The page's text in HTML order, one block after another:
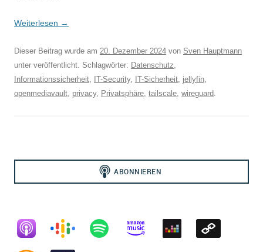
Weiterlesen →
Dieser Beitrag wurde am 20. Dezember 2024 von Sven Hauptmann
unter veröffentlicht. Schlagwörter: Datenschutz,
Informationssicherheit, IT-Security, IT-Sicherheit, jellyfin,
openmediavault, privacy, Privatsphäre, tailscale, wireguard.